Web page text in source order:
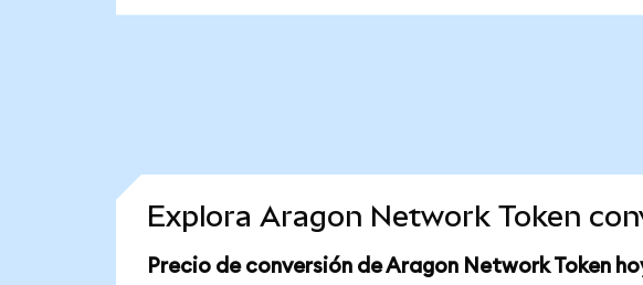
Explora Aragon Network Token
Precio de conversión de Aragon Network Token